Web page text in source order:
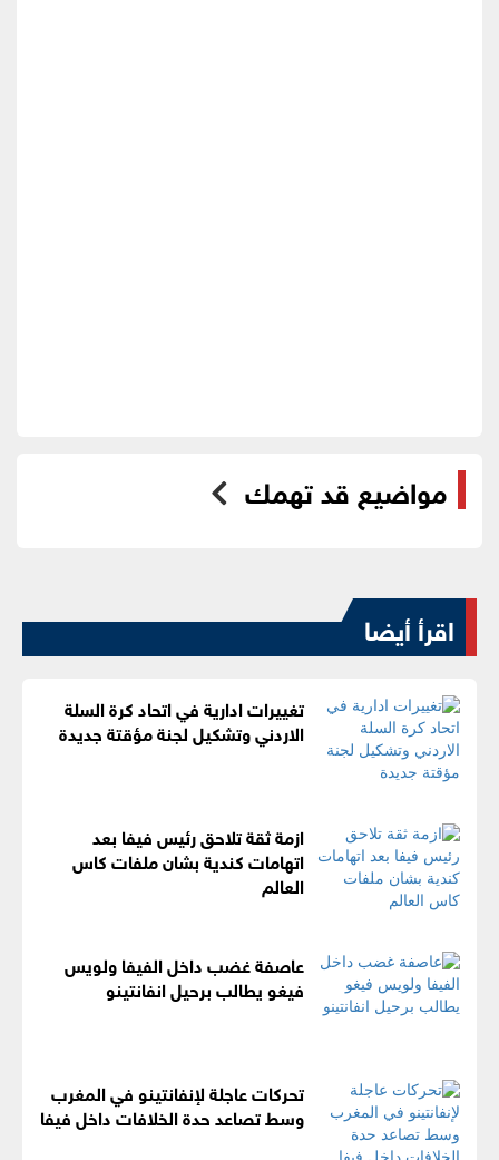
مواضيع قد تهمك
اقرأ أيضا
تغييرات ادارية في اتحاد كرة السلة
الاردني وتشكيل لجنة مؤقتة جديدة
ازمة ثقة تلاحق رئيس فيفا بعد
اتهامات كندية بشان ملفات كاس
العالم
عاصفة غضب داخل الفيفا ولويس
فيغو يطالب برحيل انفانتينو
تحركات عاجلة لإنفانتينو في المغرب
وسط تصاعد حدة الخلافات داخل فيفا